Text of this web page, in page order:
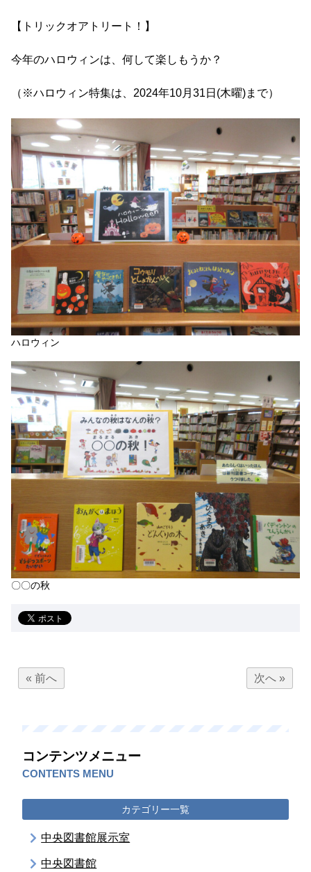
【トリックオアトリート！】
今年のハロウィンは、何して楽しもうか？
（※ハロウィン特集は、2024年10月31日(木曜)まで）
ハロウィン
〇〇の秋
« 前へ 次へ »
コンテンツメニュー
CONTENTS MENU
カテゴリー一覧
中央図書館展示室
中央図書館